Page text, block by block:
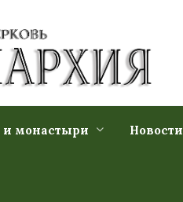
монастыри Новости